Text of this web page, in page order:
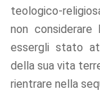
teologico-
non considerare
essergli stato
della sua vita
rientrare nella